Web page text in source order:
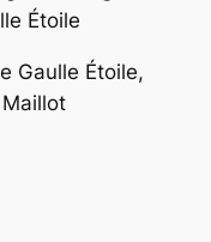
Étoile
Gaulle Étoile,